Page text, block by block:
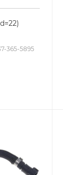
365-5895